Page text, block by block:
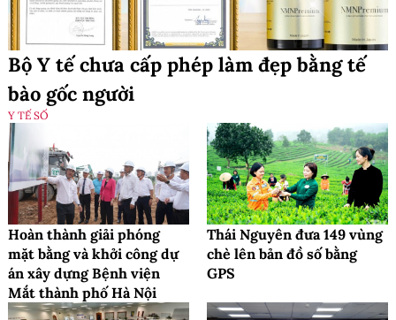
Bộ Y tế chưa cấp phép làm đẹp bằng tế
bào gốc người
Y TẾ SỐ
Hoàn thành giải phóng
mặt bằng và khởi công dự
án xây dựng Bệnh viện
Mắt thành phố Hà Nội
Thái Nguyên đưa 149 vùng
chè lên bản đồ số bằng
GPS